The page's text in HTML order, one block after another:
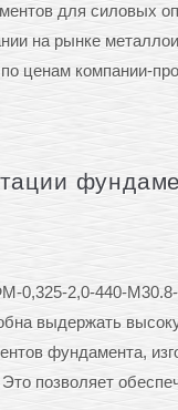
для силовых
на рынке
ценам компании-
0,325-2,0-440-
выдержать
фундамента,
Это позволяет